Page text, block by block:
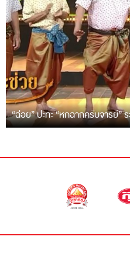
“ฉ่อย” ปะทะ “หกฉากครับจารย์”